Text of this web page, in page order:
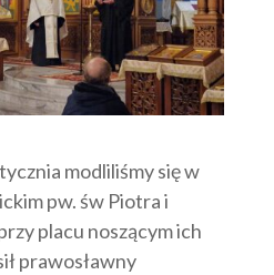
modliliśmy się w
pw. św Piotra i
placu noszącym ich
prawosławny